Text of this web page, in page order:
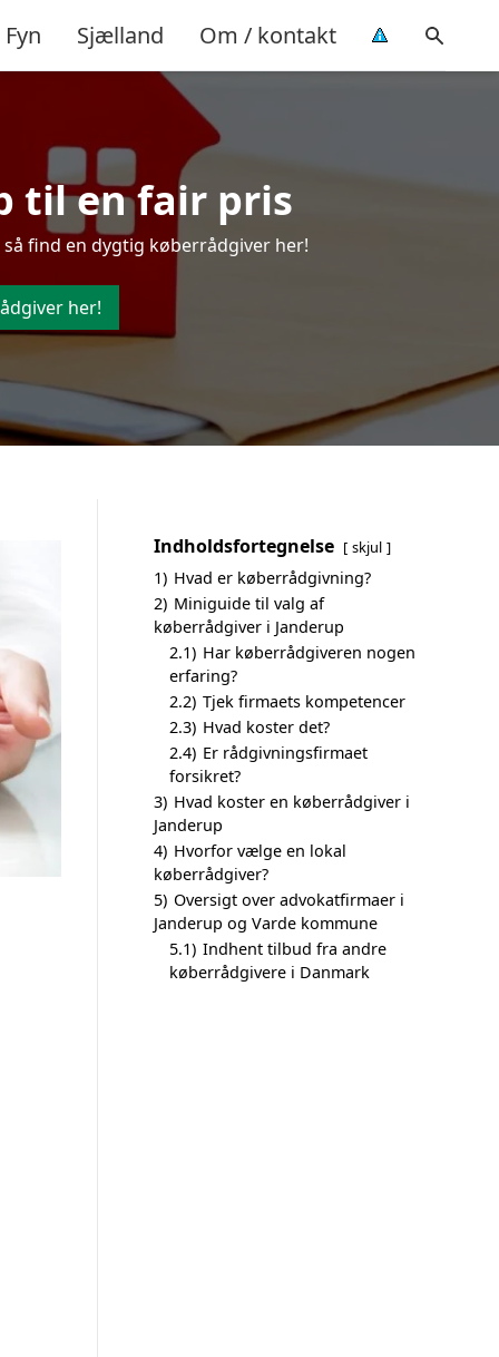
Fyn Sjælland Om / kontakt
til en fair pris
find en dygtig køberrådgiver her!
her!
Indholdsfortegnelse skjul
1) Hvad er køberrådgivning?
2) Miniguide til valg af
køberrådgiver i Janderup
2.1) Har køberrådgiveren nogen
erfaring?
2.2) Tjek firmaets kompetencer
2.3) Hvad koster det?
2.4) Er rådgivningsfirmaet
forsikret?
3) Hvad koster en køberrådgiver i
Janderup
4) Hvorfor vælge en lokal
køberrådgiver?
5) Oversigt over advokatfirmaer i
Janderup og Varde kommune
5.1) Indhent tilbud fra andre
køberrådgivere i Danmark